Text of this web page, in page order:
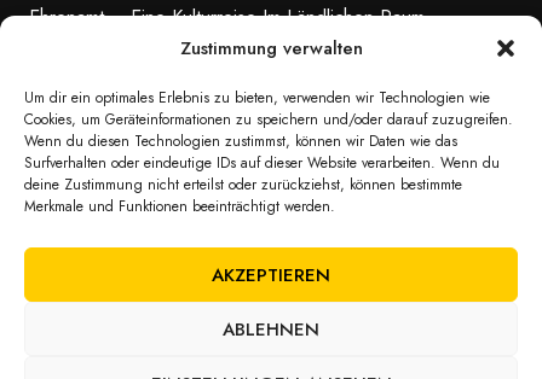
Zustimmung verwalten
Um dir ein optimales Erlebnis zu bieten, verwenden wir Technologien wie
Cookies, um Geräteinformationen zu speichern und/oder darauf zuzugreifen.
Wenn du diesen Technologien zustimmst, können wir Daten wie das
Surfverhalten oder eindeutige IDs auf dieser Website verarbeiten. Wenn du
deine Zustimmung nicht erteilst oder zurückziehst, können bestimmte
Merkmale und Funktionen beeinträchtigt werden.
AKZEPTIEREN
ABLEHNEN
Ehrenamt – Eine Kulturreise Im Ländlichen Raum
© 2026 Filmproduktion & Filmmarketing Markeloop |